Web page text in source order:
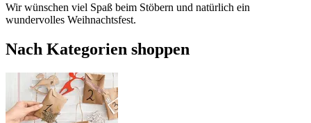
Wir wünschen viel Spaß beim Stöbern und natürlich ein
wundervolles Weihnachtsfest.
Nach Kategorien shoppen